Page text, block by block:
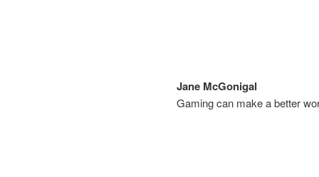
Jane McGonigal
Gaming can make a better